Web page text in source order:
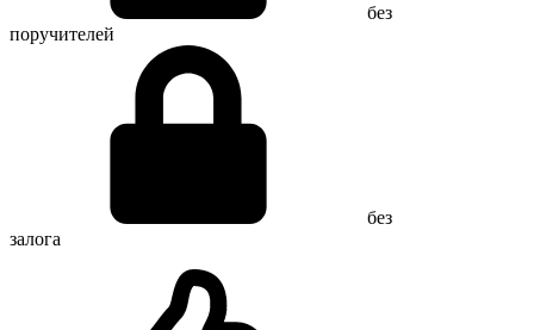
без
поручителей
без
залога